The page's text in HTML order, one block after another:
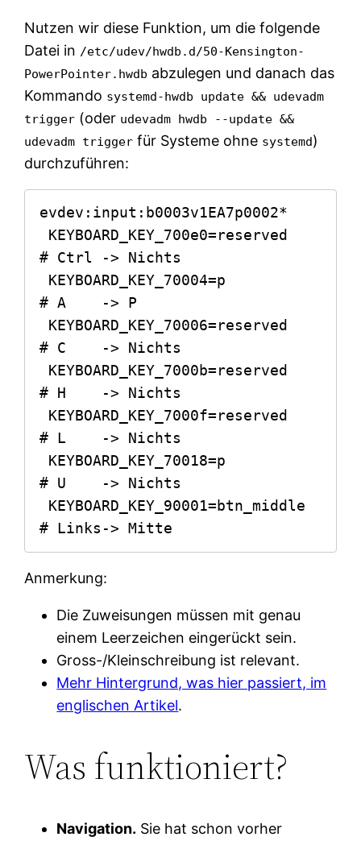
Nutzen wir diese Funktion, um die folgende
Datei in /etc/udev/hwdb.d/50-Kensington-
PowerPointer.hwdb abzulegen und danach das
Kommando systemd-hwdb update && udevadm
trigger (oder udevadm hwdb --update &&
udevadm trigger für Systeme ohne systemd)
durchzuführen:
evdev:input:b0003v1EA7p0002*
# Ctrl -> Nichts
# A    -> P
# C    -> Nichts
# H    -> Nichts
# L    -> Nichts
# U    -> Nichts
# Links-> Mitte
Anmerkung:
Die Zuweisungen müssen mit genau
einem Leerzeichen eingerückt sein.
Gross-/Kleinschreibung ist relevant.
Mehr Hintergrund, was hier passiert, im
englischen Artikel.
Was funktioniert?
Navigation. Sie hat schon vorher